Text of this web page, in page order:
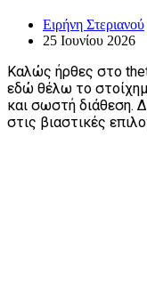
Ειρήνη Στεριανού
25 Ιουνίου 2026
Καλώς ήρθες στο
εδώ θέλω το
και σωστή διάθεση.
στις βιαστικές